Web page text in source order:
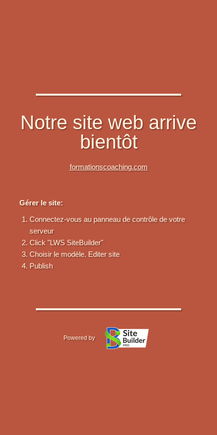
Notre site web arrive
bientôt
formationscoaching.com
Gérer le site:
Connectez-vous au panneau de contrôle de votre
serveur
Click "LWS SiteBuilder"
Choisir le modèle. Editer site
Publish
Powered by